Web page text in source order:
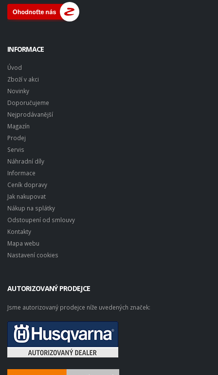
INFORMACE
Úvod
Zboží v akci
Novinky
Doporučujeme
Nejprodávanější
Magazín
Prodej
Servis
Náhradní díly
Informace
Ceník dopravy
Jak nakupovat
Nákup na splátky
Odstoupení od smlouvy
Kontakty
Mapa webu
Nastavení cookies
AUTORIZOVANÝ PRODEJCE
Jsme autorizovaný prodejce níže uvedených značek: